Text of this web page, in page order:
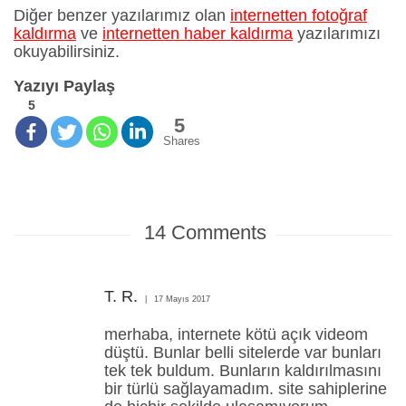
Diğer benzer yazılarımız olan internetten fotoğraf
kaldırma ve internetten haber kaldırma yazılarımızı
okuyabilirsiniz.
Yazıyı Paylaş
5
5
Shares
14 Comments
T. R. 17 Mayıs 2017
merhaba, internete kötü açık videom
düştü. Bunlar belli sitelerde var bunları
tek tek buldum. Bunların kaldırılmasını
bir türlü sağlayamadım. site sahiplerine